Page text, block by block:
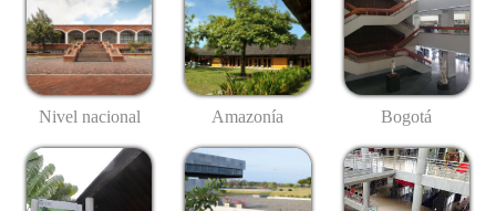
Nivel nacional Amazonía Bogotá